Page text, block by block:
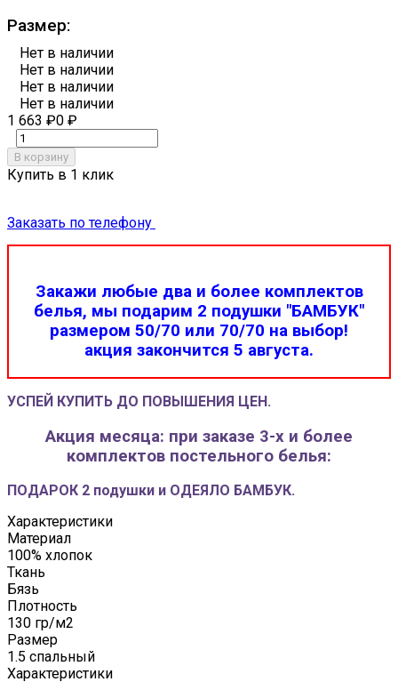
Размер:
Нет в наличии
Нет в наличии
Нет в наличии
Нет в наличии
1 663 ₽0 ₽
В корзину
Купить в 1 клик
Заказать по телефону
Закажи любые два и более комплектов
белья, мы подарим 2 подушки "БАМБУК"
размером 50/70 или 70/70 на выбор!
акция закончится 5 августа.
УСПЕЙ КУПИТЬ ДО ПОВЫШЕНИЯ ЦЕН.
Акция месяца: при заказе 3-х и более
комплектов постельного белья:
ПОДАРОК 2 подушки и ОДЕЯЛО БАМБУК.
Характеристики
Материал
100% хлопок
Ткань
Бязь
Плотность
130 гр/м2
Размер
1.5 спальный
Характеристики